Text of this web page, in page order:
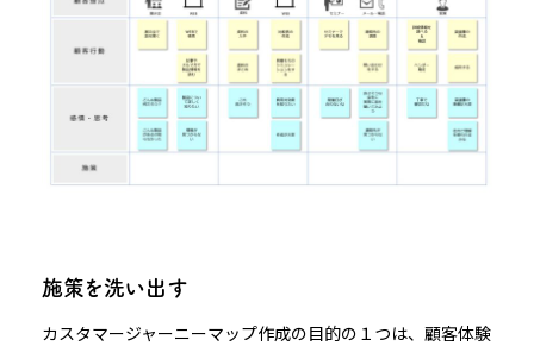
施策を洗い出す
カスタマージャーニーマップ作成の目的の１つは、顧客体験